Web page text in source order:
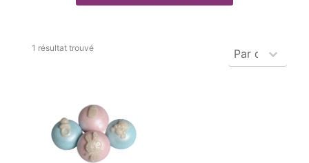
1 résultat trouvé Produits -
Trier le contenu